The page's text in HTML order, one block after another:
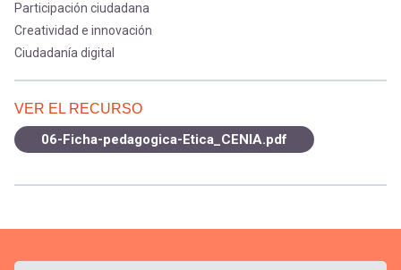
Participación ciudadana
Creatividad e innovación
Ciudadanía digital
VER EL RECURSO
06-Ficha-pedagogica-Etica_CENIA.pdf